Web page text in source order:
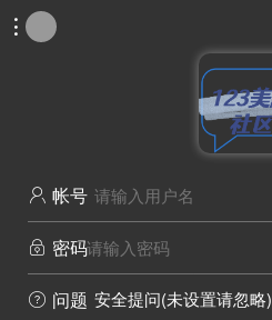

 帐号
 密码
 问题 安全提问(未设置请忽略)